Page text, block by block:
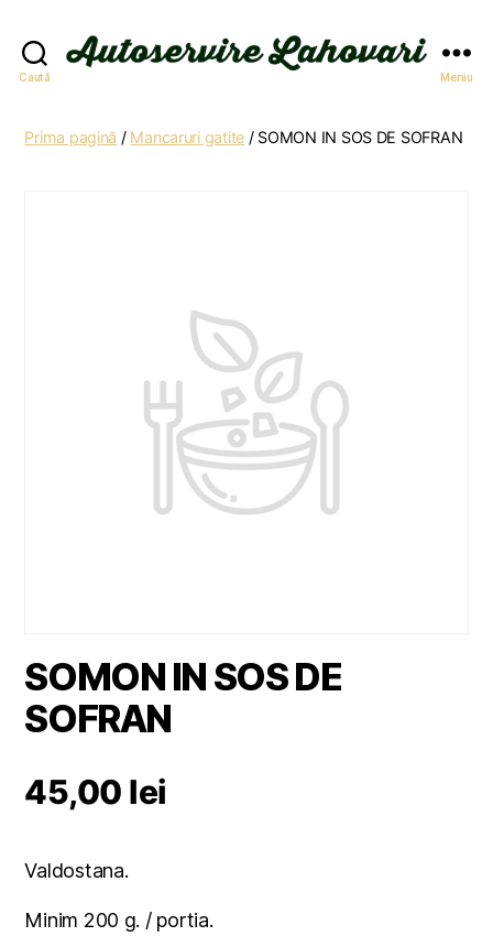
Caută Meniu
Prima pagină / Mancaruri gatite / SOMON IN SOS DE SOFRAN
SOMON IN SOS DE
SOFRAN
45,00 lei
Valdostana.
Minim 200 g. / portia.